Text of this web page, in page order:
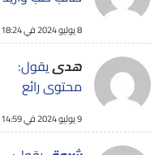
8 يوليو 2024 في 18:24
هدىيقول:
محتوى رائع
9 يوليو 2024 في 14:59